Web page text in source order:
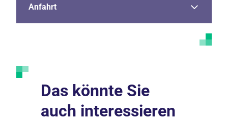
Anfahrt
Das könnte Sie
auch interessieren